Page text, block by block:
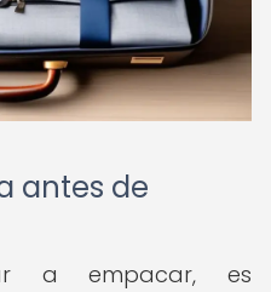
antes de
a empacar, es